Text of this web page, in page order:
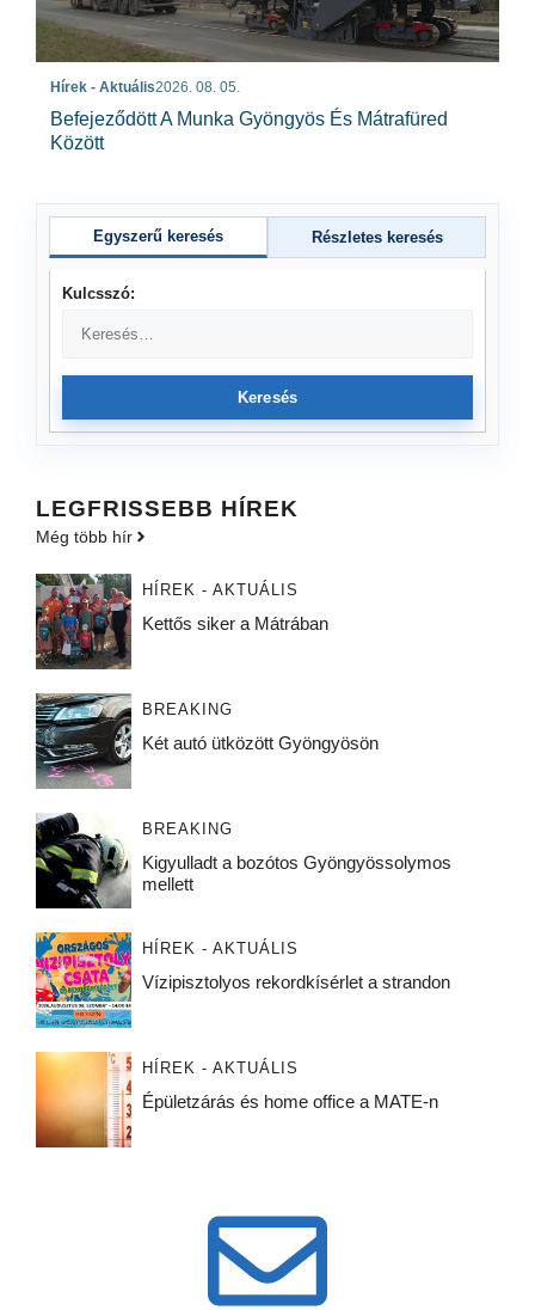
Hírek - Aktuális2026. 08. 05.
Befejeződött A Munka Gyöngyös És Mátrafüred
Között
Egyszerű keresés Részletes keresés
Kulcsszó:
Keresés
LEGFRISSEBB HÍREK
Még több hír
HÍREK - AKTUÁLIS
Kettős siker a Mátrában
BREAKING
Két autó ütközött Gyöngyösön
BREAKING
Kigyulladt a bozótos Gyöngyössolymos
mellett
HÍREK - AKTUÁLIS
Vízipisztolyos rekordkísérlet a strandon
HÍREK - AKTUÁLIS
Épületzárás és home office a MATE-n